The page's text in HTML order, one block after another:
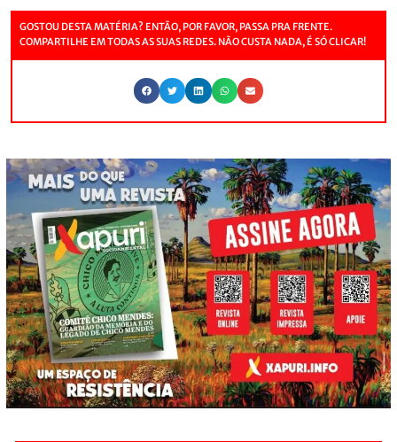
GOSTOU DESTA MATÉRIA? ENTÃO, POR FAVOR, PASSA PRA FRENTE.
COMPARTILHE EM TODAS AS SUAS REDES. NÃO CUSTA NADA, É SÓ CLICAR!